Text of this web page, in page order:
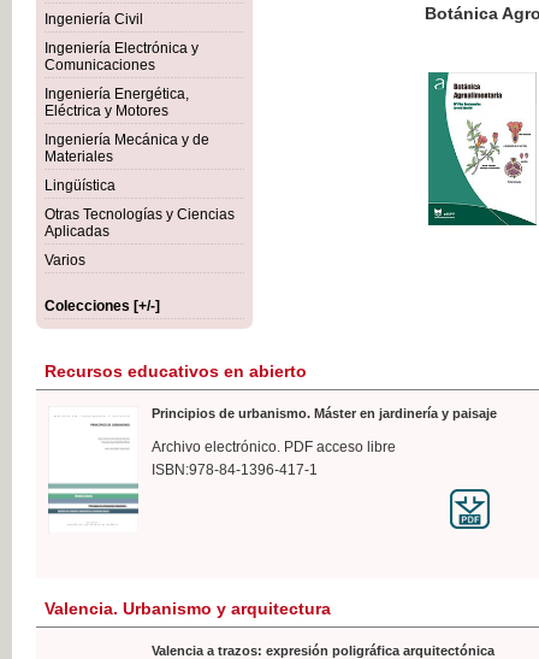
Ingeniería Civil
Ingeniería Electrónica y
Comunicaciones
Ingeniería Energética,
Eléctrica y Motores
Ingeniería Mecánica y de
Materiales
Lingüística
Otras Tecnologías y Ciencias
Aplicadas
Varios
Colecciones [+/-]
Botánica Agroalimentaria
IVA
Recursos educativos en abierto
Principios de urbanismo. Máster en jardinería y paisaje
Archivo electrónico. PDF acceso libre
ISBN:978-84-1396-417-1
Valencia. Urbanismo y arquitectura
Valencia a trazos: expresión poligráfica arquitectónica